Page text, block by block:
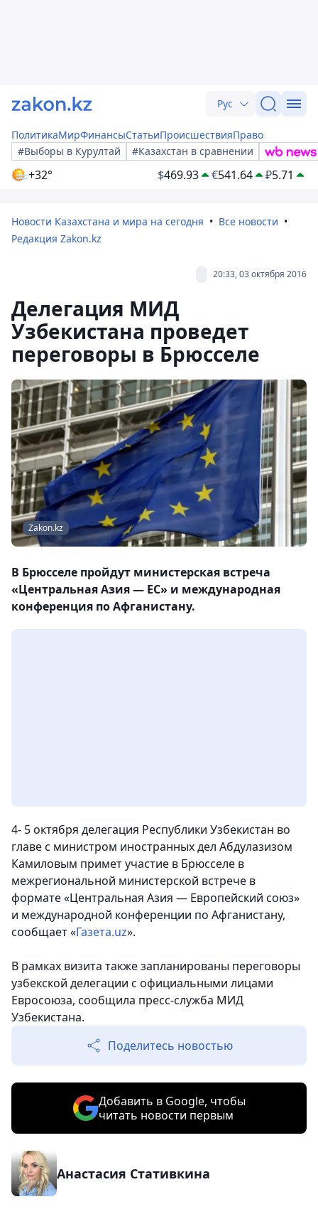
Рус
ПолитикаМирФинансыСтатьиПроисшествияПраво
#Выборы в Курултай
#Казахстан в сравнении
+32° $469.93 €541.64 ₽5.71
Новости Казахстана и мира на сегодня
Все новости
Редакция Zakon.kz
20:33, 03 октября 2016
Делегация МИД
Узбекистана проведет
переговоры в Брюсселе
Zakon.kz
В Брюсселе пройдут министерская встреча
«Центральная Азия — ЕС» и международная
конференция по Афганистану.
4- 5 октября делегация Республики Узбекистан во
главе с министром иностранных дел Абдулазизом
Камиловым примет участие в Брюсселе в
межрегиональной министерской встрече в
формате «Центральная Азия — Европейский союз»
и международной конференции по Афганистану,
сообщает «Газета.uz».
В рамках визита также запланированы переговоры
узбекской делегации с официальными лицами
Евросоюза, сообщила пресс-служба МИД
Узбекистана.
Поделитесь новостью
Добавить в Google, чтобы
читать новости первым
Анастасия Стативкина